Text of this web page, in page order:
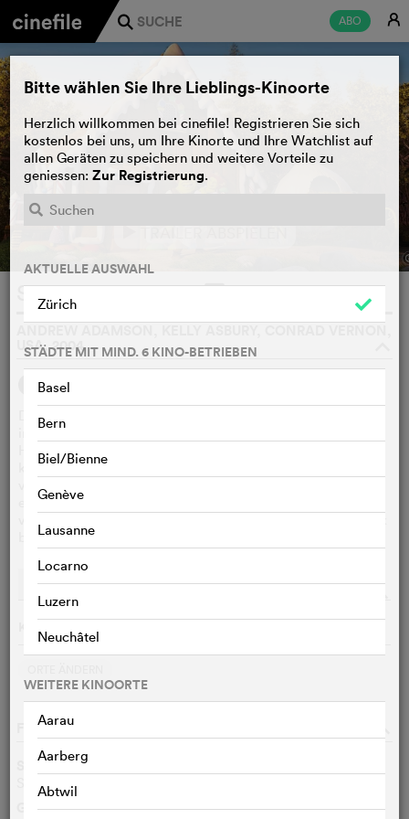
ABO E
j
TRAILER ABSPIELEN
Shrek 2
USA, 2004
SYNOPSIS
Die frisch verheirateten Shrek und Prinzessin Fiona werden
in Fionas Königreich "Weit weit weg" eingeladen, um die
Hochzeit von Fionas Eltern segnen zu lassen - was Shrek für
keine gute Idee hält, und er hat Recht damit: Die Eltern sind
von der Verwandlung ihrer Tochter in eine Ogerin entsetzt,
eine Gute Fee möchte ihren Sohn Prinz Charming mit Fiona
beiseite zu schaffen.
Vorstellungen Streaming
Bitte wählen Sie Ihre Lieblings-Kinoorte
Herzlich willkommen bei cinefile! Registrieren Sie sich
kostenlos bei uns, um Ihre Kinorte und Ihre Watchlist auf
allen Geräten zu speichern und weitere Vorteile zu
geniessen: Zur Registrierung.
AKTUELLE AUSWAHL
Zürich
STÄDTE MIT MIND. 6 KINO-BETRIEBEN
Basel
Bern
Biel/Bienne
Genève
Lausanne
Locarno
Luzern
Neuchâtel
WEITERE KINOORTE
Aarau
Aarberg
Abtwil
FILMDATEN
Synchrontitel
Shrek 2 - Der tollkühne Held kehrt zurück
Genre